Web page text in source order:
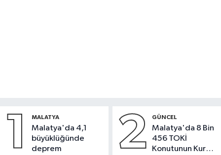
1 MALATYA
Malatya'da 4,1
büyüklüğünde
deprem
2 GÜNCEL
Malatya'da 8 Bin
456 TOKİ
Konutunun Kurası